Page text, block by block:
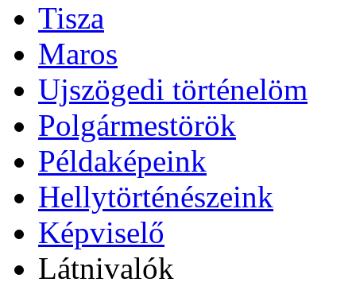
Tisza
Maros
Ujszögedi történelöm
Polgármestörök
Példaképeink
Hellytörténészeink
Képviselő
Látnivalók